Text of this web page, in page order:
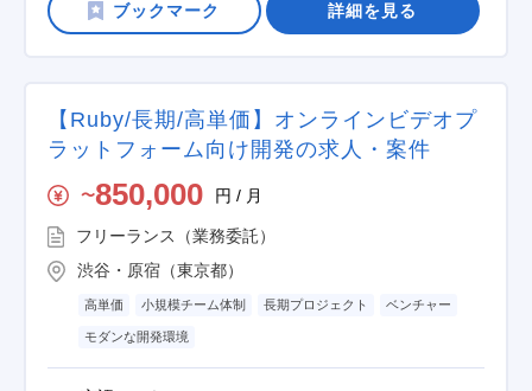
詳細を見る
【Ruby/長期/高単価】オンラインビデオプ
ラットフォーム向け開発の求人・案件
〜850,000 円 / 月
フリーランス（業務委託）
渋谷・原宿（東京都）
高単価 小規模チーム体制 長期プロジェクト ベンチャー
モダンな開発環境